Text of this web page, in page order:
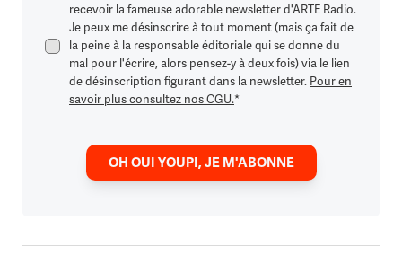
recevoir la fameuse adorable newsletter d'ARTE Radio.
Je peux me désinscrire à tout moment (mais ça fait de
la peine à la responsable éditoriale qui se donne du
mal pour l'écrire, alors pensez-y à deux fois) via le lien
de désinscription figurant dans la newsletter. Pour en
savoir plus consultez nos CGU.*
OH OUI YOUPI, JE M'ABONNE